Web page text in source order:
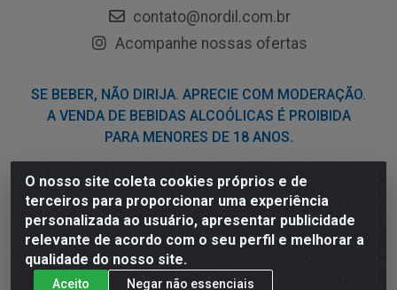
O nosso site coleta cookies próprios e de
terceiros para proporcionar uma experiência
personalizada ao usuário, apresentar publicidade
relevante de acordo com o seu perfil e melhorar a
qualidade do nosso site.
Aceito Negar não essenciais
contato@nordil.com.br
Acompanhe nossas ofertas
SE BEBER, NÃO DIRIJA. APRECIE COM MODERAÇÃO.
A VENDA DE BEBIDAS ALCOÓLICAS É PROIBIDA
PARA MENORES DE 18 ANOS.
Nordil Distribuidora - Avenida Liberdade, 2738, Bloco F -
Sesi - Bayeux/PB - CEP 58.111-400 - CNPJ
03.775.813/0001-41